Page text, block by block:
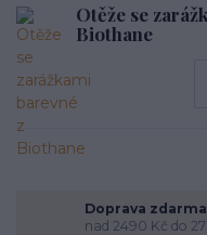
Otěže se
Biothane
Doprava zdarma
nad 2490 Kč do